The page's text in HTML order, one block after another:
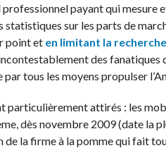
payant qui mesure
statistiques sur les parts de
point et en limitant la
des fanatiques
par tous les moyens propulser
particulièrement attirés : les
dès novembre 2009 (date la
de la firme à la pomme qui fait